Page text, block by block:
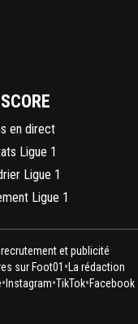
en direct
Ligue 1
Ligue 1
Ligue 1
et publicité
sur Foot01 • La rédaction
• Instagram•TikTok•Facebook